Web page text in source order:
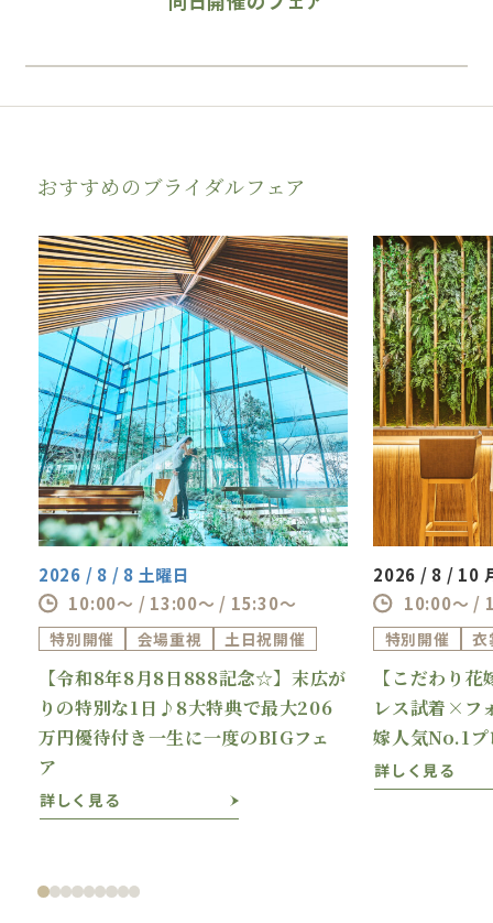
おすすめのブライダルフェア
2026 / 8 / 8 土曜日
10:00～ / 13:00～ / 15:30～
特別開催 会場重視 土日祝開催
【令和8年8月8日888記念☆】末広が
りの特別な1日♪8大特典で最大206
万円優待付き一生に一度のBIGフェ
ア
詳しく見る
2026 / 8 / 10
10:00～ /
特別開催 衣
【こだわり
レス試着×フ
嫁人気No.1プ
詳しく見る